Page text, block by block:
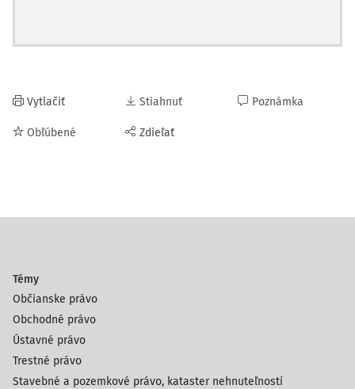
Vytlačiť
Obľúbené
Stiahnuť
Zdieľať
Poznámka
Témy
Občianske právo
Obchodné právo
Ústavné právo
Trestné právo
Stavebné a pozemkové právo, kataster nehnuteľností